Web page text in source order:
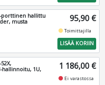
porttinen hallittu
musta
95,90 €
fiber_manual_recordToimittajilla
LISÄÄ KORIIN
hallinnoitu, 1U,
1 186,00 €
fiber_manual_record Ei varastossa